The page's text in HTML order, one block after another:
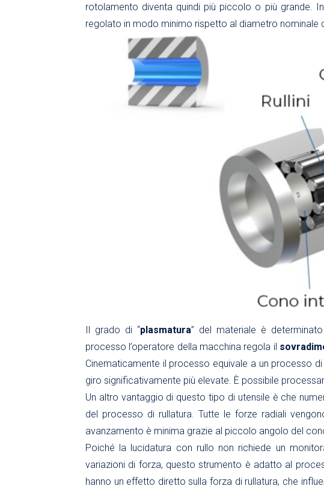
rotolamento diventa quindi più piccolo o più grande.
regolato in modo minimo rispetto al diametro nominale
Il grado di “plasmatura” del materiale è
processo l’operatore della macchina regola il
Cinematicamente il processo equivale a un processo di
giro significativamente più elevate. È possibile
Un altro vantaggio di questo tipo di utensile è che
del processo di rullatura. Tutte le forze radiali
avanzamento è minima grazie al piccolo angolo del
Poiché la lucidatura con rullo non richiede un
variazioni di forza, questo strumento è adatto al
hanno un effetto diretto sulla forza di rullatura, che